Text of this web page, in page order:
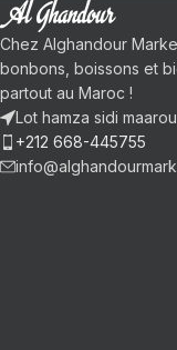
Chez Alghandour
bonbons, boissons et
partout au Maroc !
Lot hamza sidi
+212 668-445755